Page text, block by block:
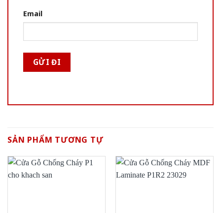
Email
SẢN PHẨM TƯƠNG TỰ